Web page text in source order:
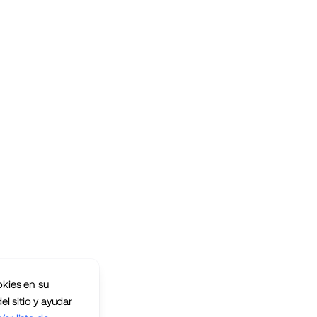
en su
sitio y ayudar